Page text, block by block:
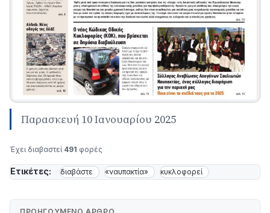
Παρασκευή 10 Ιανουαρίου 2025
Έχει διαβαστεί 491 φορές
Ετικέτες: διαβάστε «ναυπακτία» κυκλοφορεί